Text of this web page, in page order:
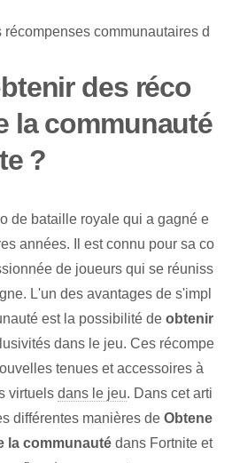
des réco
la communauté
?
de bataille royale qui a gagné e
années. Il est connu pour sa co
de joueurs qui se réuniss
L'un des avantages de s'impl
est la possibilité de obtenir
dans le jeu. Ces récompe
tenues et accessoires à
virtuels dans le jeu. Dans ‌cet arti
différentes manières de Obtene
la communauté dans Fortnite et